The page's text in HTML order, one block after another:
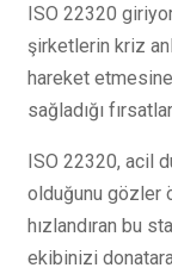
ISO 22320
şirketlerin kriz
hareket etmesine
sağladığı
ISO 22320, acil
olduğunu gözler
hızlandıran bu
ekibinizi